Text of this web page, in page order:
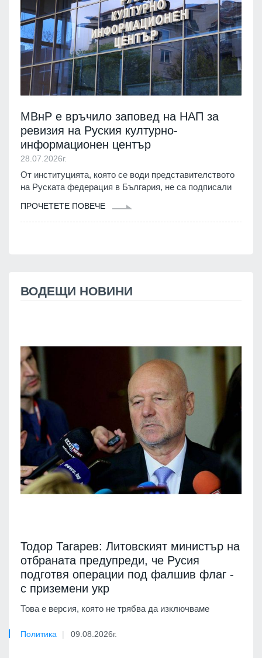
МВнР е връчило заповед на НАП за
ревизия на Руския културно-
информационен център
28.07.2026г.
От институцията, която се води представителството
на Руската федерация в България, не са подписали
ПРОЧЕТЕТЕ ПОВЕЧЕ
ВОДЕЩИ НОВИНИ
Тодор Тагарев: Литовският министър на
отбраната предупреди, че Русия
подготвя операции под фалшив флаг -
с приземени укр
Това е версия, която не трябва да изключваме
Политика 09.08.2026г.